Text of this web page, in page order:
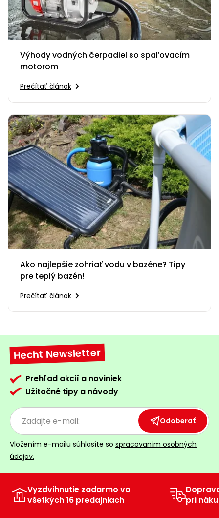
Výhody vodných čerpadiel so spaľovacím
motorom
Prečítať článok
Ako najlepšie zohriať vodu v bazéne? Tipy
pre teplý bazén!
Prečítať článok
Hecht Newsletter
Prehľad akcií a noviniek
Užitočné tipy a návody
Odoberať
Vložením e-mailu súhlasíte so spracovaním osobných
údajov.
Vyzdvihnutie zadarmo vo
všetkých 16 predajniach
pri